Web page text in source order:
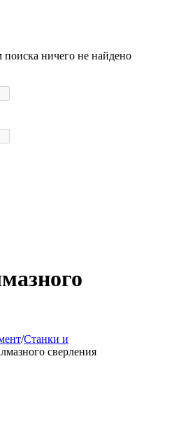
ничего не найдено
/Станки и
сверления